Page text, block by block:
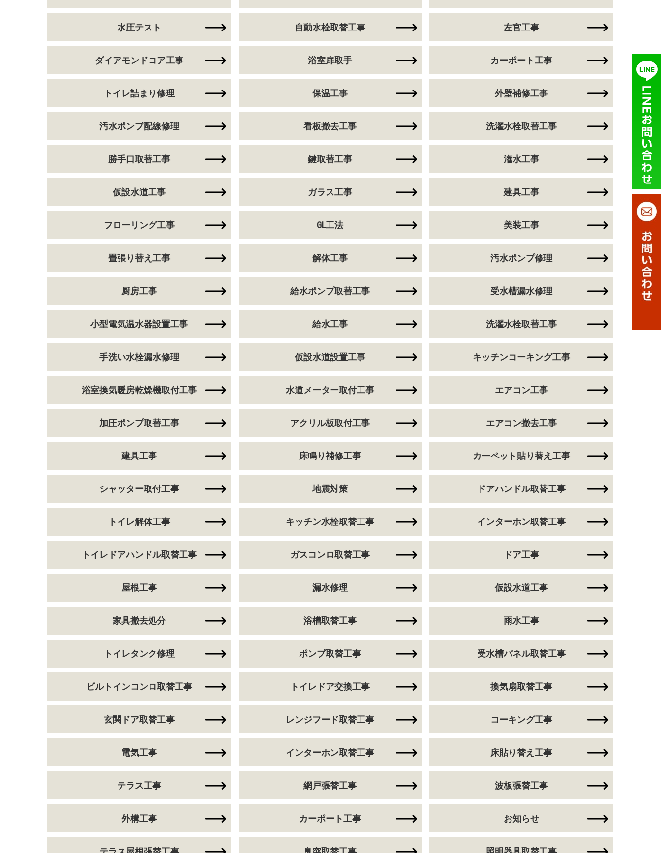
水圧テスト 自動水栓取替工事 左官工事
ダイアモンドコア工事 浴室扉取手 カーポート工事
トイレ詰まり修理 保温工事 外壁補修工事
汚水ポンプ配線修理 看板撤去工事 洗濯水栓取替工事
勝手口取替工事 鍵取替工事 潅水工事
仮設水道工事 ガラス工事 建具工事
フローリング工事 GL工法 美装工事
畳張り替え工事 解体工事 汚水ポンプ修理
厨房工事 給水ポンプ取替工事 受水槽漏水修理
小型電気温水器設置工事 給水工事 洗濯水栓取替工事
手洗い水栓漏水修理 仮設水道設置工事 キッチンコーキング工事
浴室換気暖房乾燥機取付工事 水道メーター取付工事 エアコン工事
加圧ポンプ取替工事 アクリル板取付工事 エアコン撤去工事
建具工事 床鳴り補修工事 カーペット貼り替え工事
シャッター取付工事 地震対策 ドアハンドル取替工事
トイレ解体工事 キッチン水栓取替工事 インターホン取替工事
トイレドアハンドル取替工事 ガスコンロ取替工事 ドア工事
屋根工事 漏水修理 仮設水道工事
家具撤去処分 浴槽取替工事 雨水工事
トイレタンク修理 ポンプ取替工事 受水槽パネル取替工事
ビルトインコンロ取替工事 トイレドア交換工事 換気扇取替工事
玄関ドア取替工事 レンジフード取替工事 コーキング工事
電気工事 インターホン取替工事 床貼り替え工事
テラス工事 網戸張替工事 波板張替工事
外構工事 カーポート工事 お知らせ